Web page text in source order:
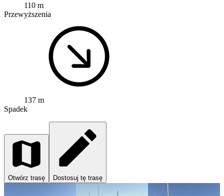
110 m
Przewyższenia
137 m
Spadek
Otwórz trasę Dostosuj tę trasę